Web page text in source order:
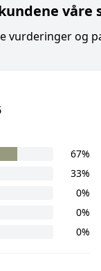
vurderinger og
67%
33%
0%
0%
0%